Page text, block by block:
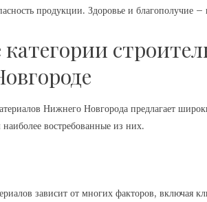
продукции. Здоровье и благополучие
Нижнего Новгорода предлагает
востребованные из них.
зависит от многих факторов, включая